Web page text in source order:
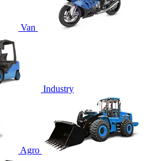
Van
Industry
Agro